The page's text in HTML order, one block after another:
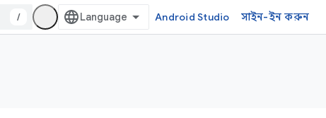
/ Android Studio সাইন-ইন করুন